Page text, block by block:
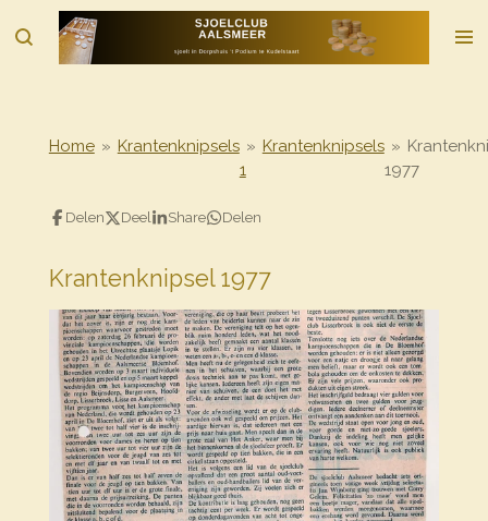
direct
Home » Krantenknipsels » Krantenknipsels
1
»
1977
Delen Deel Share Delen
Krantenknipsel 1977